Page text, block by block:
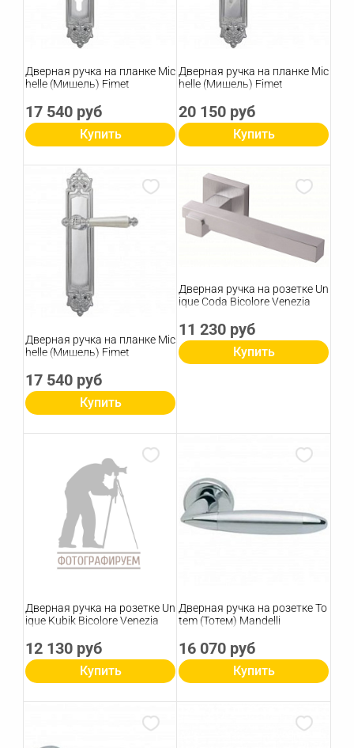
Дверная ручка на планке Mic
helle (Мишель) Fimet
17 540 руб
Купить
Дверная ручка на планке Mic
helle (Мишель) Fimet
20 150 руб
Купить
Дверная ручка на планке Mic
helle (Мишель) Fimet
17 540 руб
Купить
Дверная ручка на розетке Un
ique Coda Bicolore Venezia
11 230 руб
Купить
Дверная ручка на розетке Un
ique Kubik Bicolore Venezia
12 130 руб
Купить
Дверная ручка на розетке To
tem (Тотем) Mandelli
16 070 руб
Купить